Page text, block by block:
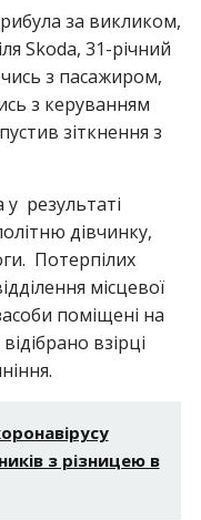
за викликом,
Skoda, 31-річний
з пасажиром,
з керуванням
зіткнення з
результаті
дівчинку,
Потерпілих
місцевої
поміщені на
взірці
з різницею в